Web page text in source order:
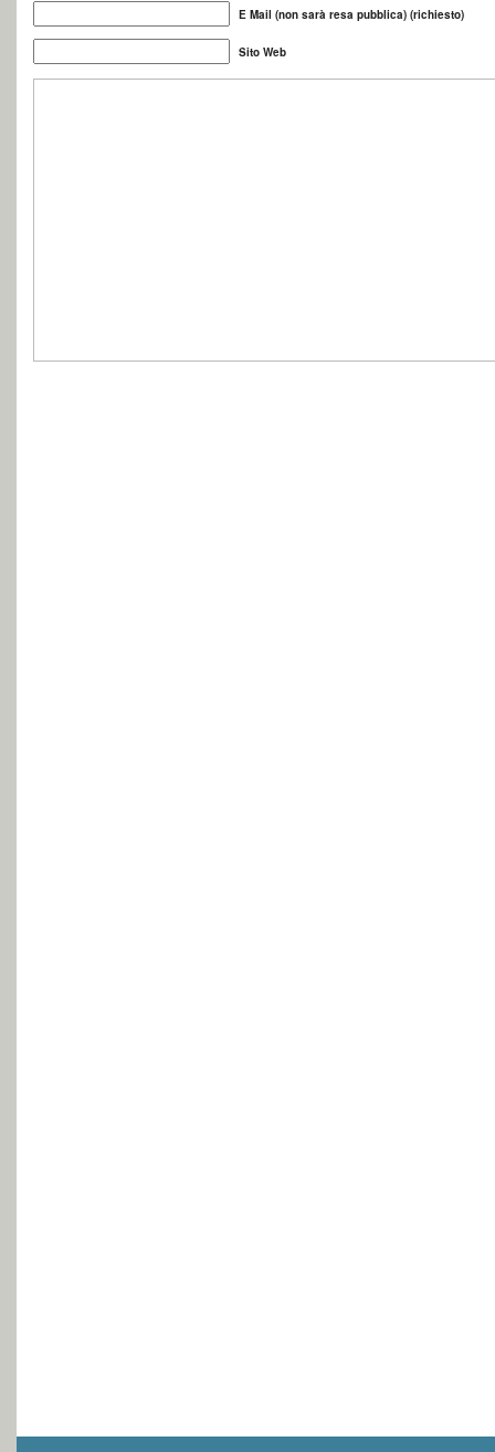
E Mail (non sarà resa pubblica) (richiesto)
Sito Web